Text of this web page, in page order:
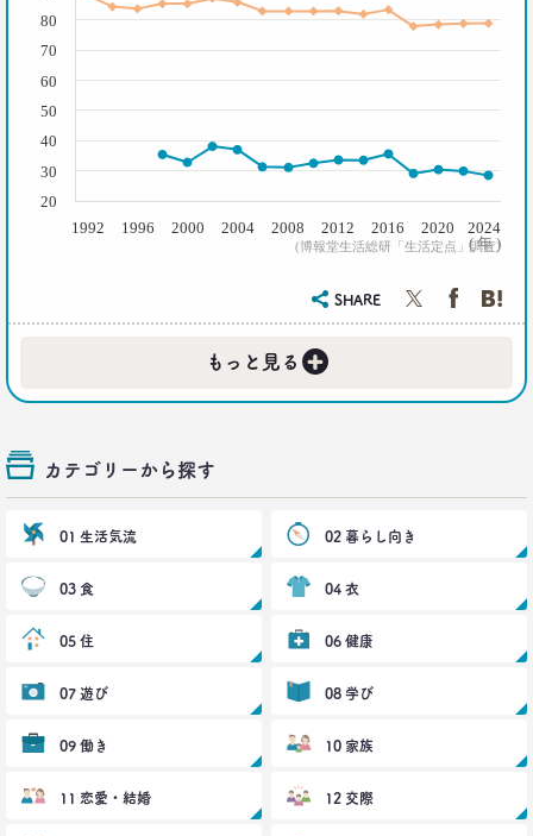
スマホ時代の「偶然」との出会いかた
トランプ勝利―自国第一・内向き志向はアメリカだ
け？
博報堂 こそだて家族研究所
費｣
博報堂 新しい大人文化研究所
「何を見ているのか言ってごらんなさい。あなたが
どんな人だか言ってみせましょう」
博報堂ＤＹメディアパートナーズ メディア環境研究所 主席研究員
一覧を見る
( 年 )
(博報堂生活総研「生活定点」調査)
1992 1996 2000 2004 2008 2012 2016 2020 2024
30
40
20
50
60
70
80
SHARE
もっと見る +
カテゴリーから探す
01 生活気流 02 暮らし向き
03 食 04 衣
05 住 06 健康
07 遊び 08 学び
09 働き 10 家族
11 恋愛・結婚 12 交際